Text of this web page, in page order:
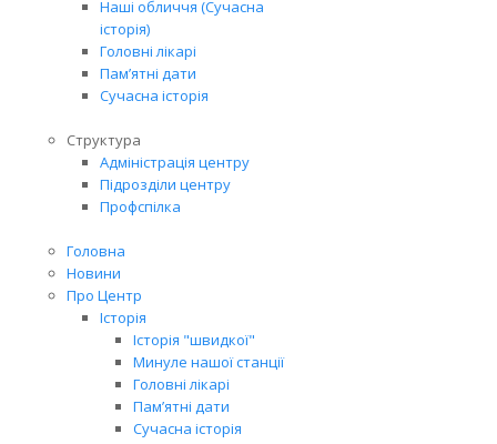
Наші обличчя (Сучасна
історія)
Головні лікарі
Пам’ятні дати
Сучасна історія
Структура
Адміністрація центру
Підрозділи центру
Профспілка
Головна
Новини
Про Центр
Історія
Історія "швидкої"
Минуле нашої станції
Головні лікарі
Пам’ятні дати
Сучасна історія